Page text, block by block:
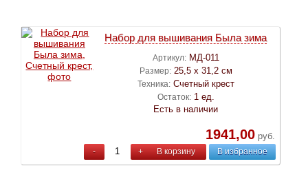
Набор для вышивания Была зима
Артикул: МД-011
Размер: 25,5 х 31,2 см
Техника: Счетный крест
Остаток: 1 ед.
Есть в наличии
1941,00руб.
- + В корзину В избранное